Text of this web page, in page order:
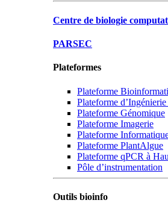
Centre de biologie
PARSEC
Plateformes
Plateforme
Plateforme
Plateforme Génomique
Plateforme Imagerie
Plateforme
Plateforme PlantAlgue
Plateforme qPCR à
Pôle d’instrumentation
Outils bioinfo